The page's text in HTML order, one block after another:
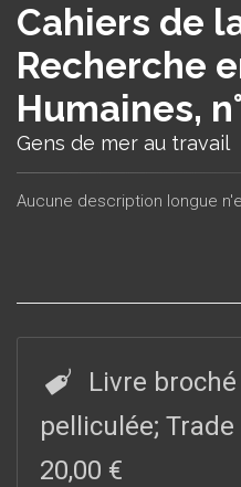
Cahiers de
Recherche
Humaines,
Gens de mer au travail
Aucune description longue
Livre
pelliculée;
20,00 €